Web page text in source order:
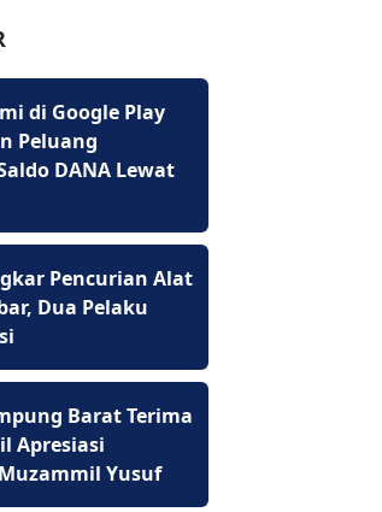
di Google Play
Peluang
DANA Lewat
Pencurian Alat
Dua Pelaku
Barat Terima
Apresiasi
Yusuf